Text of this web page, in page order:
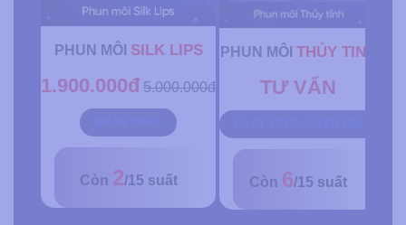
PHUN MÔI SILK LIPS
1.900.000đ 5.000.000đ
Còn 2/15 suất
PHUN MÔI THỦY TINH
TƯ VẤN
Còn 6/15 suất